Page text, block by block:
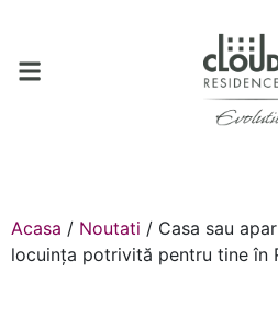
Acasa / Noutati / Casa sau
locuința potrivită pentru tine în